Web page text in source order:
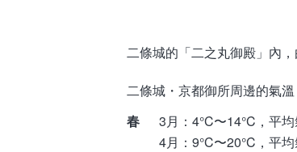
二條城的「二之丸御殿」內，
二條城・京都御所周邊的氣溫
春
3月：4°C〜14°C，平
4月：9°C〜20°C，平